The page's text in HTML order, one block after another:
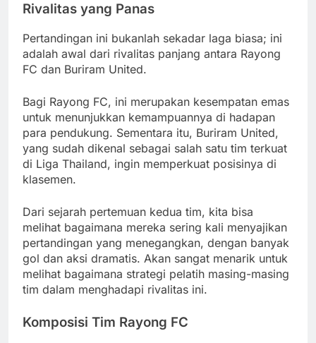
Rivalitas yang Panas
Pertandingan ini bukanlah sekadar laga biasa; ini
adalah awal dari rivalitas panjang antara Rayong
FC dan Buriram United.
Bagi Rayong FC, ini merupakan kesempatan emas
untuk menunjukkan kemampuannya di hadapan
para pendukung. Sementara itu, Buriram United,
yang sudah dikenal sebagai salah satu tim terkuat
di Liga Thailand, ingin memperkuat posisinya di
klasemen.
Dari sejarah pertemuan kedua tim, kita bisa
melihat bagaimana mereka sering kali menyajikan
pertandingan yang menegangkan, dengan banyak
gol dan aksi dramatis. Akan sangat menarik untuk
melihat bagaimana strategi pelatih masing-masing
tim dalam menghadapi rivalitas ini.
Komposisi Tim Rayong FC